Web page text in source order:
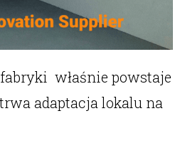
właśnie powstaje
adaptacja lokalu na